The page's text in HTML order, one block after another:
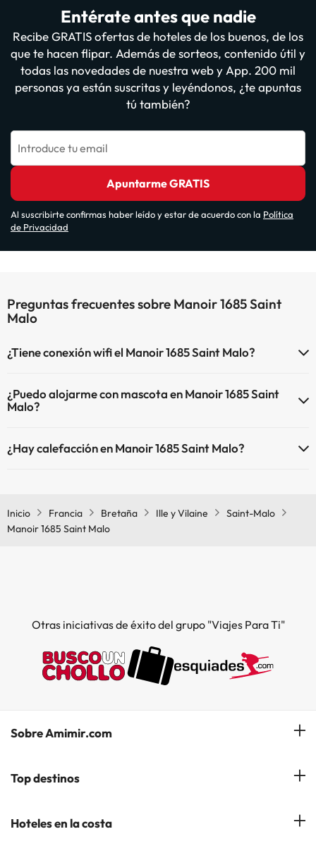
Entérate antes que nadie
Recibe GRATIS ofertas de hoteles de los buenos, de los
que te hacen flipar. Además de sorteos, contenido útil y
todas las novedades de nuestra web y App. 200 mil
personas ya están suscritas y leyéndonos, ¿te apuntas
tú también?
Introduce tu email
Apuntarme GRATIS
Al suscribirte confirmas haber leído y estar de acuerdo con la Política
de Privacidad
Preguntas frecuentes sobre Manoir 1685 Saint
Malo
¿Tiene conexión wifi el Manoir 1685 Saint Malo?
¿Puedo alojarme con mascota en Manoir 1685 Saint
Malo?
¿Hay calefacción en Manoir 1685 Saint Malo?
Inicio Francia Bretaña Ille y Vilaine
Saint-Malo
Manoir 1685 Saint Malo
Otras iniciativas de éxito del grupo "Viajes Para Ti"
Sobre Amimir.com
¿Quiénes somos?
Gestionar mi reserva
Top destinos
Hoteles en Salou
Hoteles en la costa